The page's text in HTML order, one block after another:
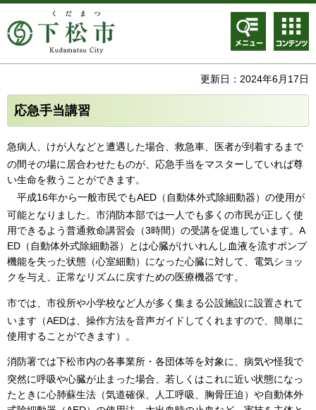
メニュ
ー
コンテ
ンツメ
ニュー
更新日：2024年6月17日
応急手当講習
急病人、けが人などと遭遇した場合、救急車、医者が到着するまで
の間その場に居合わせたものが、応急手当をマスターしていれば尊
い生命を救うことができます。
平成16年から一般市民でもAED（自動体外式除細動器）の使用が
可能となりました。市消防本部では一人でも多くの市民が正しく使
用できるよう普通救命講習会（3時間）の受講を促進しています。A
ED（自動体外式除細動器）とは心臓がけいれんし血液を流すポンプ
機能を失った状態（心室細動）になった心臓に対して、電気ショッ
クを与え、正常なリズムに戻すための医療機器です。
市では 、市役所や小学校など人が多く集まる公設施設に設置されて
います（AEDは、操作方法を音声ガイドしてくれますので、簡単に
使用することができます）。
消防署では下松市内の各事業所・各団体等を対象に、病気や怪我で
突然に呼吸や心臓が止まった場合、若しくはこれに近い状態になっ
たときに心肺蘇生法（気道確保、人工呼吸、胸骨圧迫）や自動体外